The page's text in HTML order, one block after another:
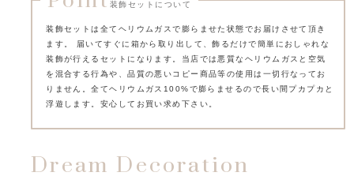
装飾セットについて
装飾セットは全てヘリウムガスで膨らませた状態でお届けさせて頂き
ます。 届いてすぐに箱から取り出して、飾るだけで簡単におしゃれな
装飾が行えるセットになります。
当店では悪質なヘリウムガスと空気
を混合する行為や、品質の悪いコピー商品等の使用は一切行なってお
りません。全てヘリウムガス100%で膨らませるので長い間プカプカと
浮遊します。安心してお買い求め下さい。
Dream Decoration